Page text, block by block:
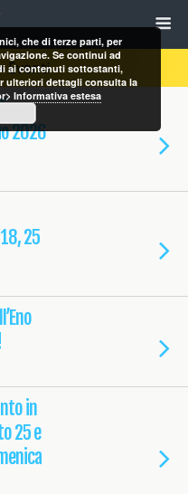
Eventi
2026
25
in
25 e
che di terze parti, per
Se continui ad
ai contenuti sottostanti,
ulteriori dettagli consulta la
Informativa estesa